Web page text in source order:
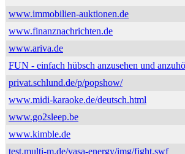
www.immobilien-auktionen.de
www.finanznachrichten.de
www.ariva.de
FUN - einfach hübsch anzusehen und
privat.schlund.de/p/popshow/
www.midi-karaoke.de/deutsch.html
www.go2sleep.be
www.kimble.de
test.multi-m.de/vasa-energy/img/fight.swf